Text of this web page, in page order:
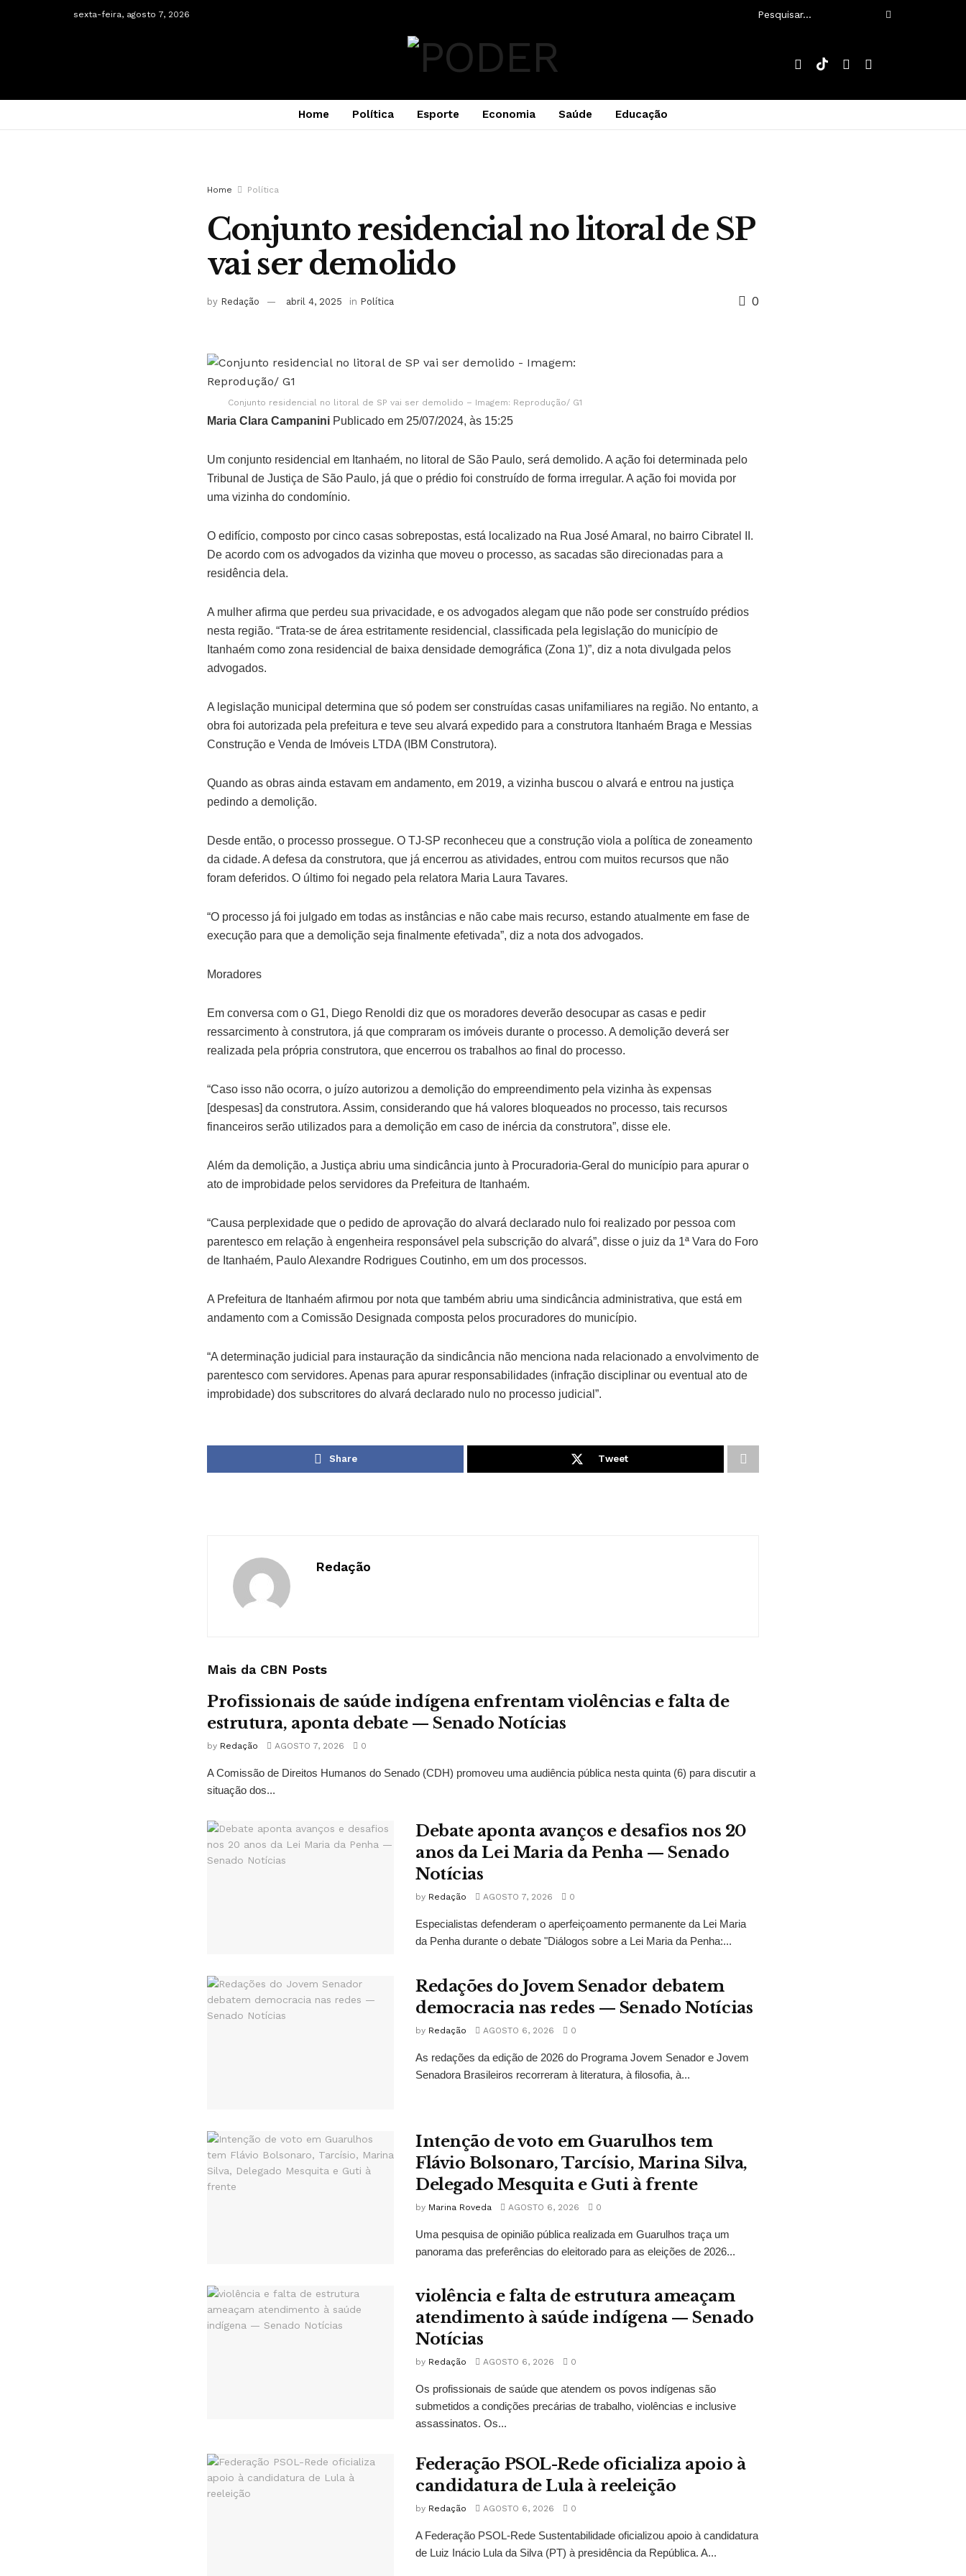
sexta-feira, agosto 7, 2026
Home Política Esporte Economia Saúde Educação
Home Política
Conjunto residencial no litoral de SP
vai ser demolido
by Redação abril 4, 2025 in Política 0
Conjunto residencial no litoral de SP vai ser demolido – Imagem: Reprodução/ G1
Maria Clara Campanini Publicado em 25/07/2024, às 15:25
Um conjunto residencial em Itanhaém, no litoral de São Paulo, será demolido. A ação foi determinada pelo
Tribunal de Justiça de São Paulo, já que o prédio foi construído de forma irregular. A ação foi movida por
uma vizinha do condomínio.
O edifício, composto por cinco casas sobrepostas, está localizado na Rua José Amaral, no bairro Cibratel II.
De acordo com os advogados da vizinha que moveu o processo, as sacadas são direcionadas para a
residência dela.
A mulher afirma que perdeu sua privacidade, e os advogados alegam que não pode ser construído prédios
nesta região. “Trata-se de área estritamente residencial, classificada pela legislação do município de
Itanhaém como zona residencial de baixa densidade demográfica (Zona 1)”, diz a nota divulgada pelos
advogados.
A legislação municipal determina que só podem ser construídas casas unifamiliares na região. No entanto, a
obra foi autorizada pela prefeitura e teve seu alvará expedido para a construtora Itanhaém Braga e Messias
Construção e Venda de Imóveis LTDA (IBM Construtora).
Quando as obras ainda estavam em andamento, em 2019, a vizinha buscou o alvará e entrou na justiça
pedindo a demolição.
Desde então, o processo prossegue. O TJ-SP reconheceu que a construção viola a política de zoneamento
da cidade. A defesa da construtora, que já encerrou as atividades, entrou com muitos recursos que não
foram deferidos. O último foi negado pela relatora Maria Laura Tavares.
“O processo já foi julgado em todas as instâncias e não cabe mais recurso, estando atualmente em fase de
execução para que a demolição seja finalmente efetivada”, diz a nota dos advogados.
Moradores
Em conversa com o G1, Diego Renoldi diz que os moradores deverão desocupar as casas e pedir
ressarcimento à construtora, já que compraram os imóveis durante o processo. A demolição deverá ser
realizada pela própria construtora, que encerrou os trabalhos ao final do processo.
“Caso isso não ocorra, o juízo autorizou a demolição do empreendimento pela vizinha às expensas
[despesas] da construtora. Assim, considerando que há valores bloqueados no processo, tais recursos
financeiros serão utilizados para a demolição em caso de inércia da construtora”, disse ele.
Além da demolição, a Justiça abriu uma sindicância junto à Procuradoria-Geral do município para apurar o
ato de improbidade pelos servidores da Prefeitura de Itanhaém.
“Causa perplexidade que o pedido de aprovação do alvará declarado nulo foi realizado por pessoa com
parentesco em relação à engenheira responsável pela subscrição do alvará”, disse o juiz da 1ª Vara do Foro
de Itanhaém, Paulo Alexandre Rodrigues Coutinho, em um dos processos.
A Prefeitura de Itanhaém afirmou por nota que também abriu uma sindicância administrativa, que está em
andamento com a Comissão Designada composta pelos procuradores do município.
“A determinação judicial para instauração da sindicância não menciona nada relacionado a envolvimento de
parentesco com servidores. Apenas para apurar responsabilidades (infração disciplinar ou eventual ato de
improbidade) dos subscritores do alvará declarado nulo no processo judicial”.
Share Tweet
Redação
Mais da CBN Posts
Profissionais de saúde indígena enfrentam violências e falta de
estrutura, aponta debate — Senado Notícias
by Redação AGOSTO 7, 2026 0
A Comissão de Direitos Humanos do Senado (CDH) promoveu uma audiência pública nesta quinta (6) para discutir a
situação dos...
Debate aponta avanços e desafios nos 20
anos da Lei Maria da Penha — Senado
Notícias
by Redação AGOSTO 7, 2026 0
Especialistas defenderam o aperfeiçoamento permanente da Lei Maria
da Penha durante o debate "Diálogos sobre a Lei Maria da Penha:...
Redações do Jovem Senador debatem
democracia nas redes — Senado Notícias
by Redação AGOSTO 6, 2026 0
As redações da edição de 2026 do Programa Jovem Senador e Jovem
Senadora Brasileiros recorreram à literatura, à filosofia, à...
Intenção de voto em Guarulhos tem
Flávio Bolsonaro, Tarcísio, Marina Silva,
Delegado Mesquita e Guti à frente
by Marina Roveda AGOSTO 6, 2026 0
Uma pesquisa de opinião pública realizada em Guarulhos traça um
panorama das preferências do eleitorado para as eleições de 2026...
violência e falta de estrutura ameaçam
atendimento à saúde indígena — Senado
Notícias
by Redação AGOSTO 6, 2026 0
Os profissionais de saúde que atendem os povos indígenas são
submetidos a condições precárias de trabalho, violências e inclusive
assassinatos. Os...
Federação PSOL-Rede oficializa apoio à
candidatura de Lula à reeleição
by Redação AGOSTO 6, 2026 0
A Federação PSOL-Rede Sustentabilidade oficializou apoio à candidatura
de Luiz Inácio Lula da Silva (PT) à presidência da República. A...